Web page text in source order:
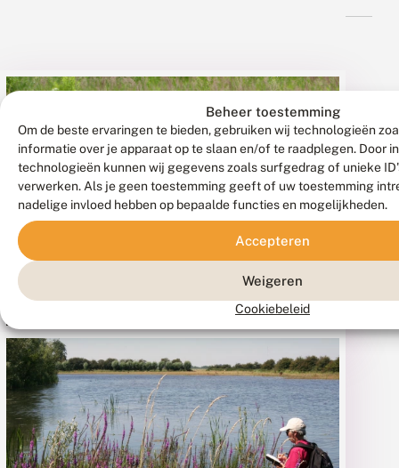
Beheer toestemming
Om de beste ervaringen te bieden, gebruiken wij technologieën
informatie over je apparaat op te slaan en/of te raadplegen. Door
technologieën kunnen wij gegevens zoals surfgedrag of unieke
verwerken. Als je geen toestemming geeft of uw toestemming
nadelige invloed hebben op bepaalde functies en mogelijkheden.
Accepteren
Weigeren
Cookiebeleid
–
2010
–
pdf
Nieuwsbrieven
Meetnet
Vlinders
2009
Nieuwsbrief
Meetnet
Vlinders –
Nieuwsbrief
Meetnet
Vlinders –
December
2009
pdf
Nieuwsbrieven en
jaarverslagen Vlinders